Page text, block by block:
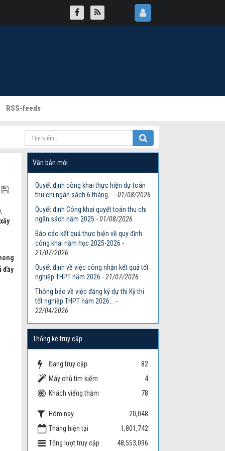
RSS-feeds
đầy
Văn bản mới
Quyết định công khai thực hiện dự toán
thu chi ngân sách 6 tháng...
-01/08/2026
Quyết định Công khai quyết toán thu chi
ngân sách năm 2025 -01/08/2026
Báo cáo kết quả thực hiện về quy định
công khai năm học 2025-2026 -
21/07/2026
Quyết định về việc công nhận kết quả tốt
nghiệp THPT năm 2026 -21/07/2026
Thông báo về việc đăng ký dự thi Kỳ thi
tốt nghiệp THPT năm 2026...
-
22/04/2026
Thống kê truy cập
Đang truy cập
82
Máy chủ tìm kiếm
4
Khách viếng thăm
78
Hôm nay
20,048
Tháng hiện tại
1,801,742
Tổng lượt truy cập
48,553,096